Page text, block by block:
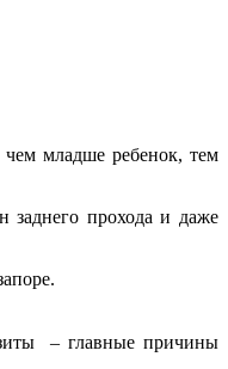
чем младше ребенок, тем
заднего прохода и даже
– главные причины